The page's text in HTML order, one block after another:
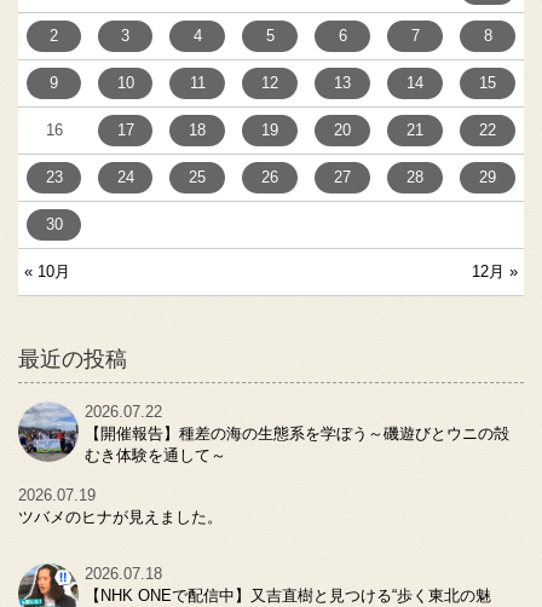
« 10月 12月 »
2 3 4 5 6 7 8
9 10 11 12 13 14 15
16 17 18 19 20 21 22
23 24 25 26 27 28 29
30
最近の投稿
2026.07.22
【開催報告】種差の海の生態系を学ぼう～磯遊びとウニの殻
むき体験を通して～
2026.07.19
ツバメのヒナが見えました。
2026.07.18
【NHK ONEで配信中】又吉直樹と見つける“歩く東北の魅